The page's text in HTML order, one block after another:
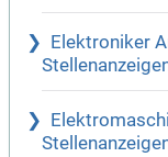
Elektroniker